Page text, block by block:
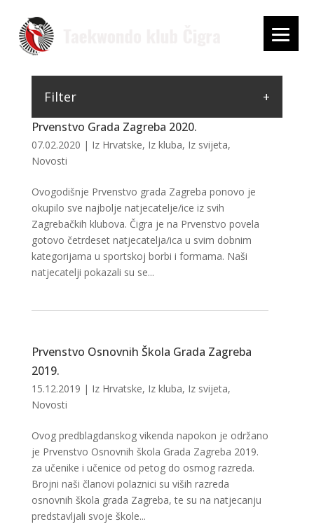
Prvenstvo Grada Zagreba 2020.
07.02.2020 | Iz Hrvatske, Iz kluba, Iz svijeta,
Novosti
Ovogodišnje Prvenstvo grada Zagreba ponovo je
okupilo sve najbolje natjecatelje/ice iz svih
Zagrebačkih klubova. Čigra je na Prvenstvo povela
gotovo četrdeset natjecatelja/ica u svim dobnim
kategorijama u sportskoj borbi i formama. Naši
natjecatelji pokazali su se...
Prvenstvo Osnovnih Škola Grada Zagreba
2019.
15.12.2019 | Iz Hrvatske, Iz kluba, Iz svijeta,
Novosti
Ovog predblagdanskog vikenda napokon je održano
je Prvenstvo Osnovnih škola Grada Zagreba 2019.
za učenike i učenice od petog do osmog razreda.
Brojni naši članovi polaznici su viših razreda
osnovnih škola grada Zagreba, te su na natjecanju
predstavljali svoje škole...
Filter